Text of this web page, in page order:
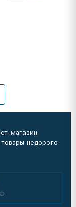
магазин
недорого